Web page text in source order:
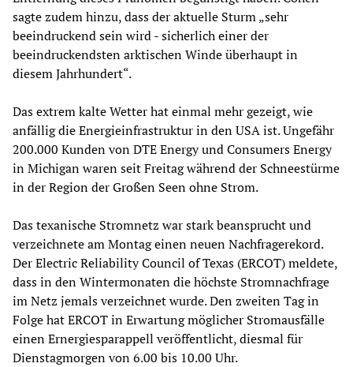
sagte zudem hinzu, dass der aktuelle Sturm „sehr
beeindruckend sein wird - sicherlich einer der
beeindruckendsten arktischen Winde überhaupt in
diesem Jahrhundert“.
Das extrem kalte Wetter hat einmal mehr gezeigt, wie
anfällig die Energieinfrastruktur in den USA ist. Ungefähr
200.000 Kunden von DTE Energy und Consumers Energy
in Michigan waren seit Freitag während der Schneestürme
in der Region der Großen Seen ohne Strom.
Das texanische Stromnetz war stark beansprucht und
verzeichnete am Montag einen neuen Nachfragerekord.
Der Electric Reliability Council of Texas (ERCOT) meldete,
dass in den Wintermonaten die höchste Stromnachfrage
im Netz jemals verzeichnet wurde. Den zweiten Tag in
Folge hat ERCOT in Erwartung möglicher Stromausfälle
einen Ernergiesparappell veröffentlicht, diesmal für
Dienstagmorgen von 6.00 bis 10.00 Uhr.